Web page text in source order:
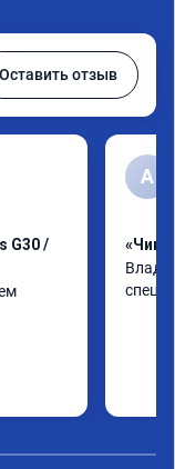
Оставить отзыв
G30 /
А
«Чип